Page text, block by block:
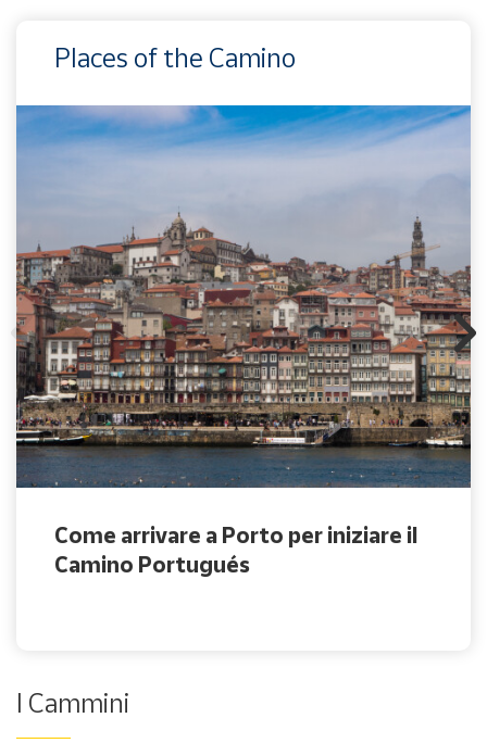
Places of the Camino
Come arrivare a Porto per iniziare il
Camino Portugués
I Cammini